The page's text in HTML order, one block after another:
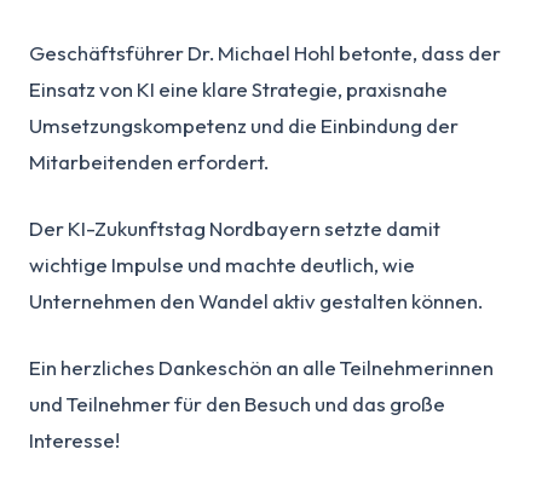
Geschäftsführer Dr. Michael Hohl betonte, dass der
Einsatz von KI eine klare Strategie, praxisnahe
Umsetzungskompetenz und die Einbindung der
Mitarbeitenden erfordert.
Der KI-Zukunftstag Nordbayern setzte damit
wichtige Impulse und machte deutlich, wie
Unternehmen den Wandel aktiv gestalten können.
Ein herzliches Dankeschön an alle Teilnehmerinnen
und Teilnehmer für den Besuch und das große
Interesse!